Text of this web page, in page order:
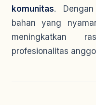
komunitas.
bahan yang
meningkatkan
profesionalitas